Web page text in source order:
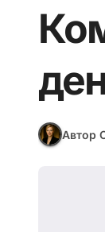
Автор